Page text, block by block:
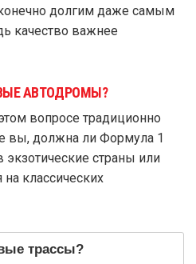
долгим даже самым
качество важнее
АВТОДРОМЫ?
вопросе традиционно
вы, должна ли Формула 1
страны или
классических
трассы?